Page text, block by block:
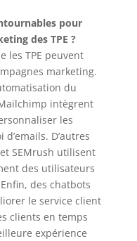
pour
des TPE ?
les TPE peuvent
marketing.
du
intègrent
les
D’autres
SEMrush utilisent
des utilisateurs
des chatbots
le service client
clients en temps
expérience